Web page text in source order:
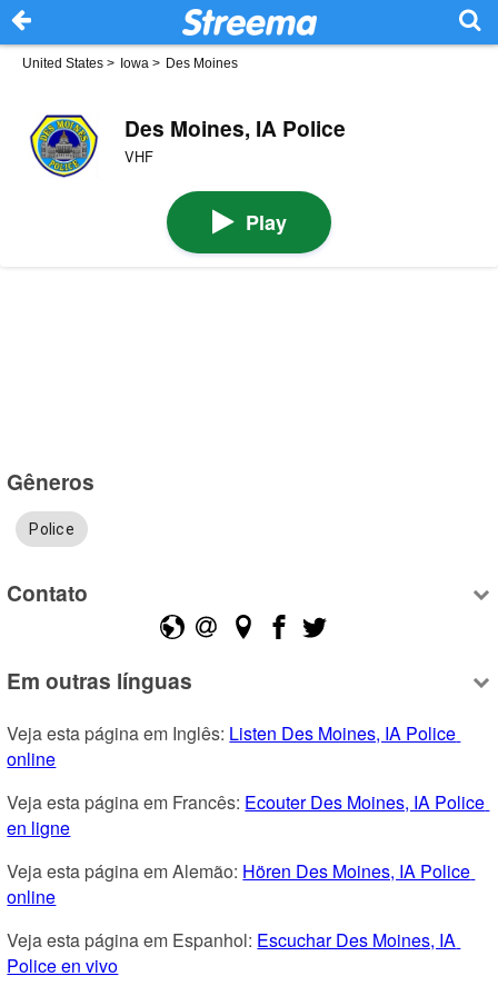
United States > Iowa > Des Moines
Des Moines, IA Police
VHF
Play
Gêneros
Police
Contato
Em outras línguas
Veja esta página em Inglês: Listen Des Moines, IA Police
online
Veja esta página em Francês: Ecouter Des Moines, IA Police
en ligne
Veja esta página em Alemão: Hören Des Moines, IA Police
online
Veja esta página em Espanhol: Escuchar Des Moines, IA
Police en vivo